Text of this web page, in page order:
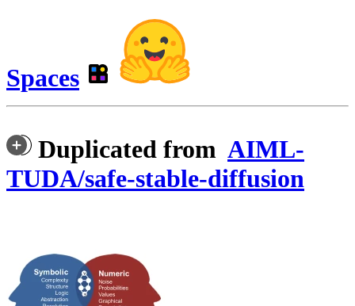
Spaces
Duplicated from AIML-
TUDA/safe-stable-diffusion